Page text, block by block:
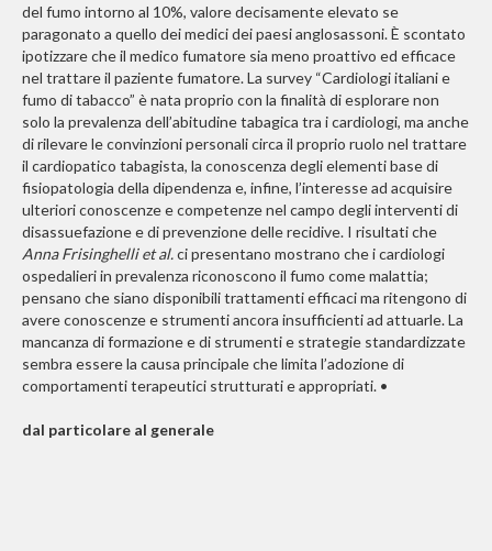
del fumo intorno al 10%, valore decisamente elevato se
paragonato a quello dei medici dei paesi anglosassoni. È scontato
ipotizzare che il medico fumatore sia meno proattivo ed efficace
nel trattare il paziente fumatore. La survey “Cardiologi italiani e
fumo di tabacco” è nata proprio con la finalità di esplorare non
solo la prevalenza dell’abitudine tabagica tra i cardiologi, ma anche
di rilevare le convinzioni personali circa il proprio ruolo nel trattare
il cardiopatico tabagista, la conoscenza degli elementi base di
fisiopatologia della dipendenza e, infine, l’interesse ad acquisire
ulteriori conoscenzee competenze nel campo degli interventi di
disassuefazione e di prevenzione delle recidive. I risultati che
Anna Frisinghelli et al.ci presentano mostrano che i cardiologi
ospedalieri in prevalenza riconoscono il fumo come malattia;
pensano che siano disponibili trattamenti efficaci ma ritengono di
avere conoscenze e strumenti ancora insufficienti ad attuarle. La
mancanza di formazione e di strumenti e strategie standardizzate
sembra essere la causa principale che limita l’adozione di
comportamenti terapeutici strutturati e appropriati. •
dal particolare al generale